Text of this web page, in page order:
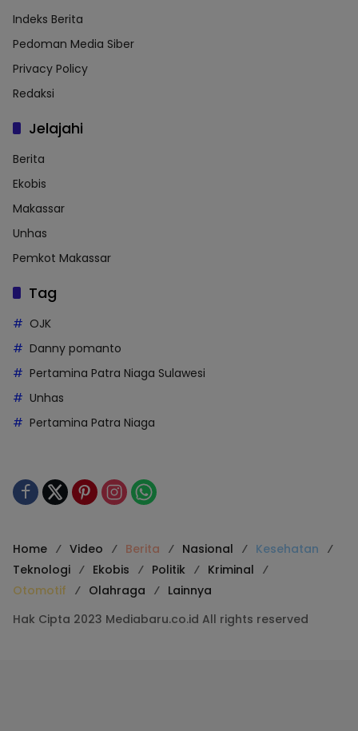
Indeks Berita
Pedoman Media Siber
Privacy Policy
Redaksi
Jelajahi
Berita
Ekobis
Makassar
Unhas
Pemkot Makassar
Tag
OJK
Danny pomanto
Pertamina Patra Niaga Sulawesi
Unhas
Pertamina Patra Niaga
Home Video Berita Nasional
Kesehatan
Teknologi
Ekobis Politik
Kriminal
Otomotif
Olahraga
Lainnya
Hak Cipta 2023 Mediabaru.co.id All rights reserved